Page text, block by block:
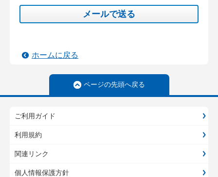
メールで送る
ホームに戻る
ページの先頭へ戻る
ご利用ガイド
利用規約
関連リンク
個人情報保護方針